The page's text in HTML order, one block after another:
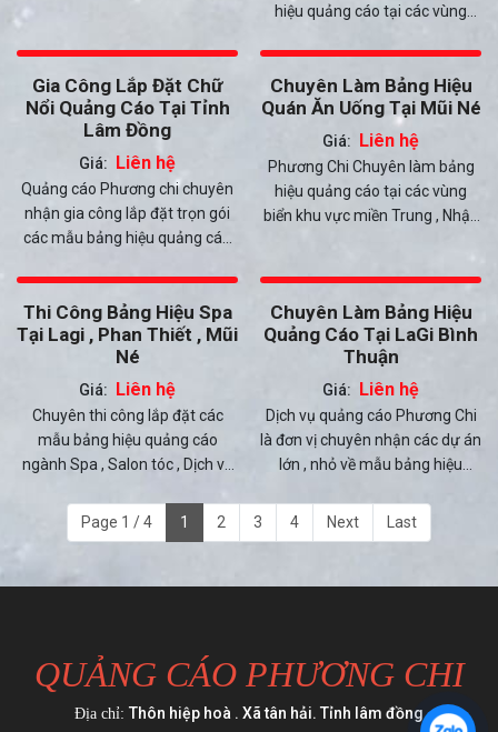
vấn báo giá thi công trọn gói
dịch vụ Làm bảng hiệu quảng
cáo giá rẻ, Trọn Gói miền Trung
Làm bảng hiệu quảng cáo gắn
đây miền trung Giá bảng hiệu
chữ nổi mica Thi công bảng
hiệu quảng cáo tại lâm đồng
Làm bảng hiệu đèn LED lâm
đây Làm bảng hiệu giá rẻ
Giá bảng hiệu tôn dán decal
hiệu quảng cáo tại các vùng
Mũi Né , La Gi tỉnh Lâm Đồng.
Gia Công Lắp Đặt Chữ
Nổi Quảng Cáo Tại Tỉnh
Lâm Đồng
Giá: Liên hệ
Quảng cáo Phương chi chuyên
nhận gia công lắp đặt trọn gói
các mẫu bảng hiệu quảng cáo
cáo hiện nay tại các khu vực
Phan Thiết , Sơn Mỹ , Mũi Né ,
La Gi , Hàm Thằng và các huyện
khác của Tỉnh Lâm Đồng mới
Chuyên Làm Bảng Hiệu
Quán Ăn Uống Tại Mũi Né
Giá: Liên hệ
Phương Chi Chuyên làm bảng
hiệu quảng cáo tại các vùng
biển khu vực miền Trung , Nhận
hiệu mica , bảng hiệu chữ nổi ,
bảng hiệu alu .... Có xưởng sản
xuất gia công và lắp đặt theo
yêu cầu tận nơi.
Thi Công Bảng Hiệu Spa
Tại Lagi , Phan Thiết , Mũi
Né
Giá: Liên hệ
Chuyên thi công lắp đặt các
mẫu bảng hiệu quảng cáo
ngành Spa , Salon tóc , Dịch vụ
Thiết , Mũi Né ... Thi công trọn
gói tận nơi giá rẻ
Chuyên Làm Bảng Hiệu
Quảng Cáo Tại LaGi Bình
Thuận
Giá: Liên hệ
Dịch vụ quảng cáo Phương Chi
là đơn vị chuyên nhận các dự án
lớn , nhỏ về mẫu bảng hiệu
Gi Bình Thuận , với chính sách
giá tốt và dịch vụ lắp đặt tận nơi
hàng tại Bình Thuận , Lâm Đồng
Page 1 / 4 1 2 3 4 Next Last
QUẢNG CÁO PHƯƠNG CHI
Địa chỉ: Thôn hiệp hoà . Xã tân hải. Tỉnh lâm đồng